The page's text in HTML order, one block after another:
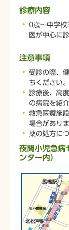
診療内容
0歳～中学校
医が中心に
注意事項
受診の際、
ちください。
診療後、高
の病院を紹
救急医療施
場合がありま
薬の処方に
夜間小児急病
ンター内）